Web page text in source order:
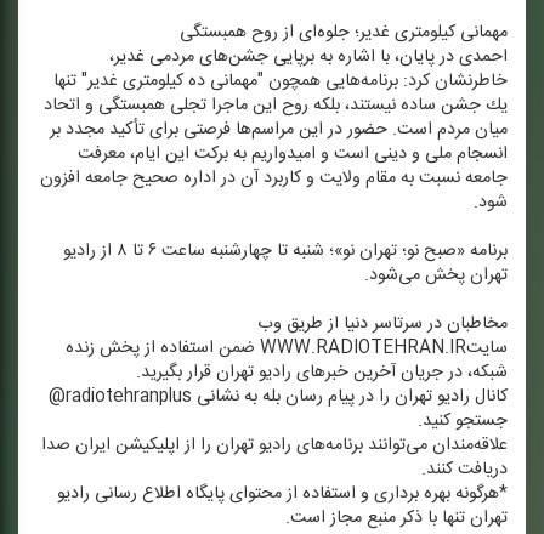
مهمانی كیلومتری غدیر؛ جلوه‌ای از روح همبستگی
احمدی در پایان، با اشاره به برپایی جشن‌های مردمی غدیر،
خاطرنشان كرد: برنامه‌هایی همچون "مهمانی ده كیلومتری غدیر" تنها
یك جشن ساده نیستند، بلكه روح این ماجرا تجلی همبستگی و اتحاد
میان مردم است. حضور در این مراسم‌ها فرصتی برای تأكید مجدد بر
انسجام ملی و دینی است و امیدواریم به بركت این ایام، معرفت
جامعه نسبت به مقام ولایت و كاربرد آن در اداره صحیح جامعه افزون
شود.
برنامه «صبح نو؛ تهران نو»؛ شنبه تا چهارشنبه ساعت ۶ تا ۸ از رادیو
تهران پخش می‌شود.
مخاطبان در سرتاسر دنیا از طریق وب
سایتWWW.RADIOTEHRAN.IR ضمن استفاده از پخش زنده
شبكه، در جریان آخرین خبرهای رادیو تهران قرار بگیرید.
كانال رادیو تهران را در پیام رسان بله به نشانی radiotehranplus@
جستجو كنید.
علاقه‌مندان می‌توانند برنامه‌های رادیو تهران را از اپلیكیشن ایران صدا
دریافت كنند.
*هرگونه بهره برداری و استفاده از محتوای پایگاه اطلاع رسانی رادیو
تهران تنها با ذكر منبع مجاز است.